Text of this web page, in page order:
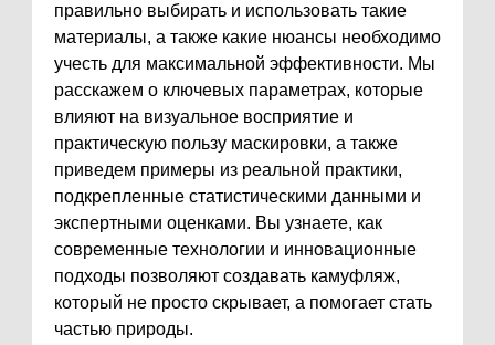
правильно выбирать и использовать такие
материалы, а также какие нюансы необходимо
учесть для максимальной эффективности. Мы
расскажем о ключевых параметрах, которые
влияют на визуальное восприятие и
практическую пользу маскировки, а также
приведем примеры из реальной практики,
подкрепленные статистическими данными и
экспертными оценками. Вы узнаете, как
современные технологии и инновационные
подходы позволяют создавать камуфляж,
который не просто скрывает, а помогает стать
частью природы.